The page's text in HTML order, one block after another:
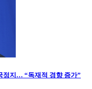
정지… “독재적 경향 증가”